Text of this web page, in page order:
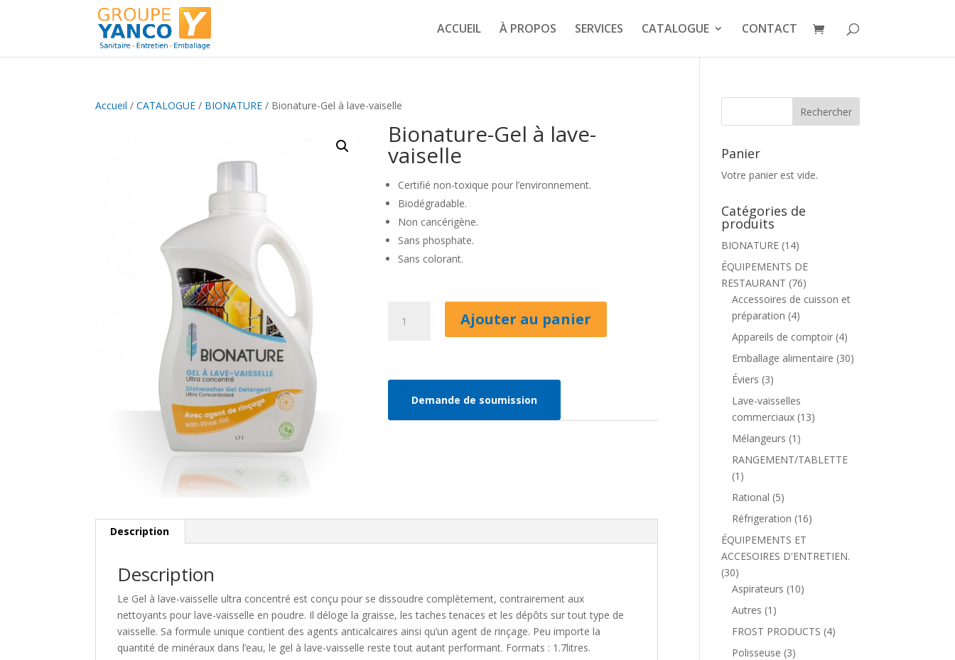
ACCUEIL À PROPOS SERVICES CATALOGUE CONTACT
Accueil /CATALOGUE / BIONATURE / Bionature-Gel à lave-vaiselle
Bionature-Gel à lave-
vaiselle
Certifié non-toxique pour l’environnement.
Biodégradable.
Non cancérigène.
Sans phosphate.
Sans colorant.
vaiselle
Ajouter au panier
Demande de soumission
Description
Description
Le Gel à lave-vaisselle ultra concentré est conçu pour se dissoudre complètement, contrairement aux
nettoyants pour lave-vaisselle en poudre. Il déloge la graisse, les taches tenaces et les dépôts sur tout type de
vaisselle. Sa formule unique contient des agents anticalcaires ainsi qu’un agent de rinçage. Peu importe la
quantité de minéraux dans l’eau, le gel à lave-vaisselle reste tout autant performant. Formats : 1.7litres.
Panier
Votre panier est vide.
Catégories de
produits
BIONATURE (14)
ÉQUIPEMENTS DE
RESTAURANT (76)
Accessoires de cuisson et
préparation (4)
Appareils de comptoir (4)
Emballage alimentaire (30)
Éviers (3)
Lave-vaisselles
commerciaux (13)
Mélangeurs (1)
RANGEMENT/TABLETTE
(1)
Rational (5)
Réfrigeration (16)
ÉQUIPEMENTS ET
ACCESOIRES D'ENTRETIEN.
(30)
Aspirateurs (10)
Autres (1)
FROST PRODUCTS (4)
Polisseuse (3)